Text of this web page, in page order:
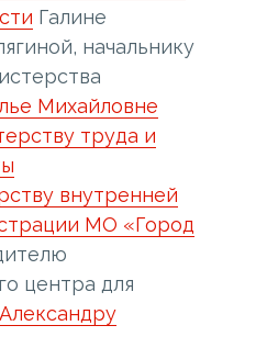
Галине
начальнику
Михайловне
труда и
внутренней
МО «Город
центра для
Александру